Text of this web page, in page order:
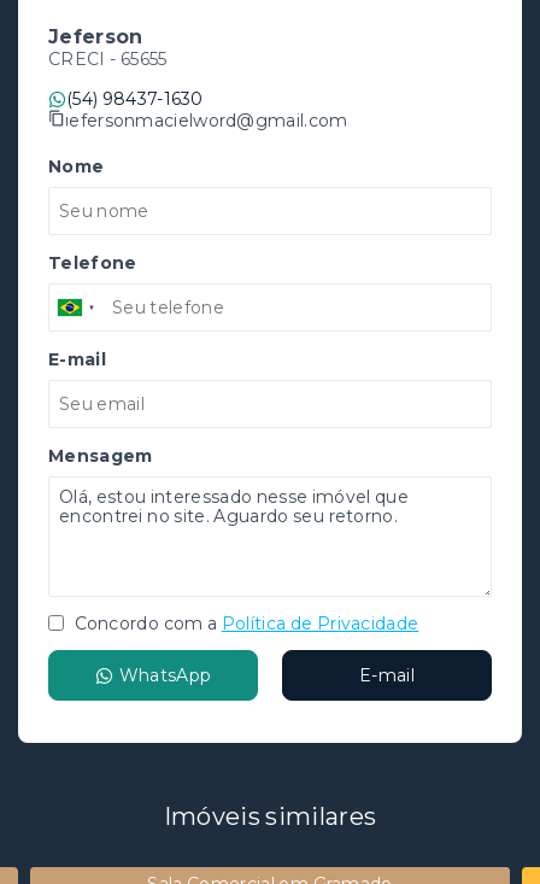
Jeferson
CRECI - 65655
(54) 98437-1630
jefersonmacielword@gmail.com
Nome
Telefone
E-mail
Mensagem
Concordo com a Política de Privacidade
WhatsApp E-mail
Imóveis similares